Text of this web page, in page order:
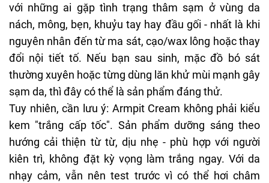
với những ai gặp tình trạng thâm sạm ở vùng da
nách, mông, bẹn, khuỷu tay hay đầu gối - nhất là khi
nguyên nhân đến từ ma sát, cạo/wax lông hoặc thay
đổi nội tiết tố. Nếu bạn sau sinh, mặc đồ bó sát
thường xuyên hoặc từng dùng lăn khử mùi mạnh gây
sạm da, thì đây có thể là sản phẩm đáng thử.
Tuy nhiên, cần lưu ý: Armpit Cream không phải kiểu
kem "trắng cấp tốc". Sản phẩm dưỡng sáng theo
hướng cải thiện từ từ, dịu nhẹ - phù hợp với người
kiên trì, không đặt kỳ vọng làm trắng ngay. Với da
nhạy cảm, vẫn nên test trước vì có thể hơi châm